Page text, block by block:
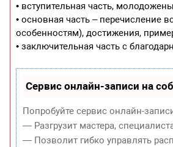
• вступительная часть,
• основная часть – перечисление
особенностям), достижения,
• заключительная часть с
Сервис онлайн-записи на
Попробуйте сервис онлайн-
— Разгрузит мастера,
— Позволит гибко управлять